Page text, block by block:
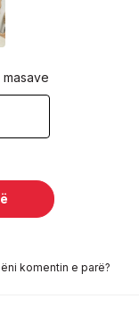
komentin e parë?